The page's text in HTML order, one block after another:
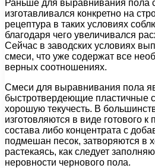
Раньше для выравнивания пола
изготавливался конкретно на
рецептура в таких условиях
благодаря чего увеличивался
Сейчас в заводских условиях
смеси, что уже содержат все
верных соотношениях.
Смеси для выравнивания пола
быстротвердеющие пластичные
хорошую текучесть. В
изготовляются в виде готового
состава либо концентрата с
подмешан песок, затворяются в
растекаясь, как следует
неровности чернового пола.